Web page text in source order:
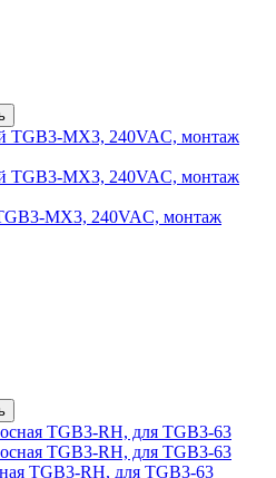
MX3, 240VAC, монтаж
TGB3-RH, для TGB3-63